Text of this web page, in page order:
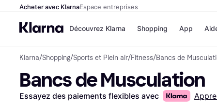
Acheter avec KlarnaEspace entreprises
Découvrez Klarna
Options de
Toutes les options de
paiement
Payer maintenant
Paiement en 3 fois
Shopping
Magasins
Airbnb
Temu
App
Klarna/Shopping/Sports et Plein air/Fitness/Bancs de
Bancs de Musculation
Essayez des paiements flexibles avec